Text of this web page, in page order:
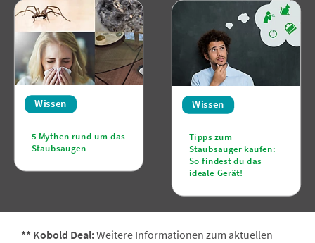
Wissen
5 Mythen rund um das
Staubsaugen
Wissen
Tipps zum
Staubsauger kaufen:
So findest du das
ideale Gerät!
** Kobold Deal:Weitere Informationen zum aktuellen